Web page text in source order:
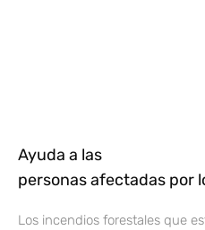
Ayuda a las
personas afectadas por
Los incendios forestales que